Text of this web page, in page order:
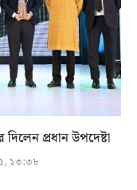
প্রধান উপদেষ্টা
১৩:৩৮